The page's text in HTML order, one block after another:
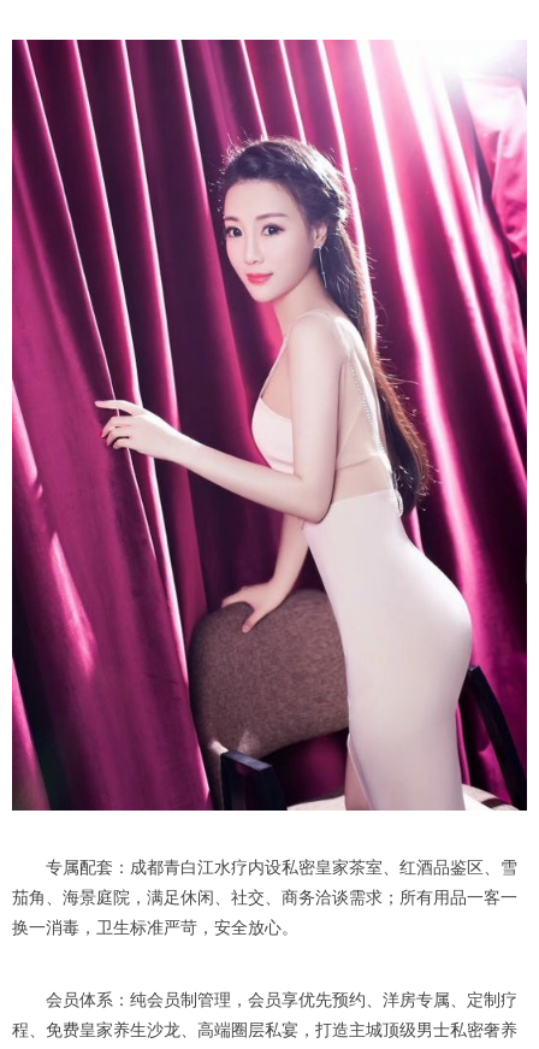
专属配套：成都青白江水疗内设私密皇家茶室、红酒品鉴区、雪
茄角、海景庭院，满足休闲、社交、商务洽谈需求；所有用品一客一
换一消毒，卫生标准严苛，安全放心。
会员体系：纯会员制管理，会员享优先预约、洋房专属、定制疗
程、免费皇家养生沙龙、高端圈层私宴，打造主城顶级男士私密奢养